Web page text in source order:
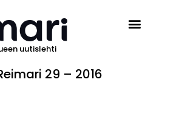
uutislehti
29 – 2016